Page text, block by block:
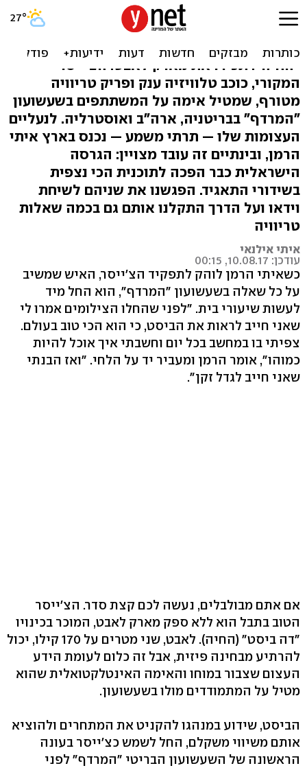
מפלצת הטריוויה
הוא בגובה שני מטר, שוקל 170 קילו והכינוי שלו
"החיה". תכירו את מארק לאבט: הצ'ייסר
המקורי, כוכב טלוויזיה ענק ופריק טריוויה
מטורף, שמטיל אימה על המשתתפים בשעשועון
"המרדף" בבריטניה, ארה"ב ואוסטרליה. לנעליים
העצומות שלו — תרתי משמע — נכנס בארץ איתי
הרמן, ובינתיים זה עובד מצויין: הגרסה
הישראלית כבר הפכה לתוכנית הכי נצפית
בשידורי התאגיד. הפגשנו את שניהם לשיחת
וידאו ועל הדרך התקלנו אותם גם בכמה שאלות
טריוויה
איתי אילנאי
עודכן: 10.08.17, 00:15
כשאיתי הרמן לוהק לתפקיד הצ'ייסר, האיש שמשיב
על כל שאלה בשעשועון "המרדף", הוא החל מיד
לעשות שיעורי בית. "לפני שהחלו הצילומים אמרו לי
שאני חייב לראות את הביסט, כי הוא הכי טוב בעולם.
צפיתי בו במחשב בכל יום וחשבתי איך אוכל להיות
כמוהו", אומר הרמן ומעביר יד על הלחי. "ואז הבנתי
שאני חייב לגדל זקן".
אם אתם מבולבלים, נעשה לכם קצת סדר. הצ'ייסר
הטוב בתבל הוא ללא ספק מארק לאבט, המוכר בכינויו
"דה ביסט" (החיה). לאבט, שני מטרים על 170 קילו, יכול
להרתיע מבחינה פיזית, אבל זה כלום לעומת הידע
העצום שצבור במוחו והאימה האינטלקטואלית שהוא
מטיל על המתמודדים מולו בשעשועון.
הביסט, שידוע במנהגו להקניט את המתחרים ולהוציא
אותם משיווי משקלם, החל לשמש כצ'ייסר בעונה
הראשונה של השעשועון הבריטי "המרדף" לפני